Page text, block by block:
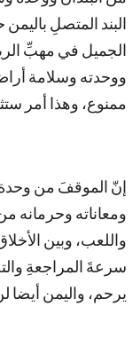
البند المتصلِ
الجميل في مهبِّ
ووحدته وسلامة
ممنوع، وهذا أمر
إنّ الموقفَ من
ومعاناته وحرمانه
واللعب، وبين
سرعةَ المراجعةِ
يرحم، واليمن أيضا